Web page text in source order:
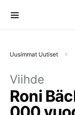
Uusimmat Uutiset
Viihde
Roni